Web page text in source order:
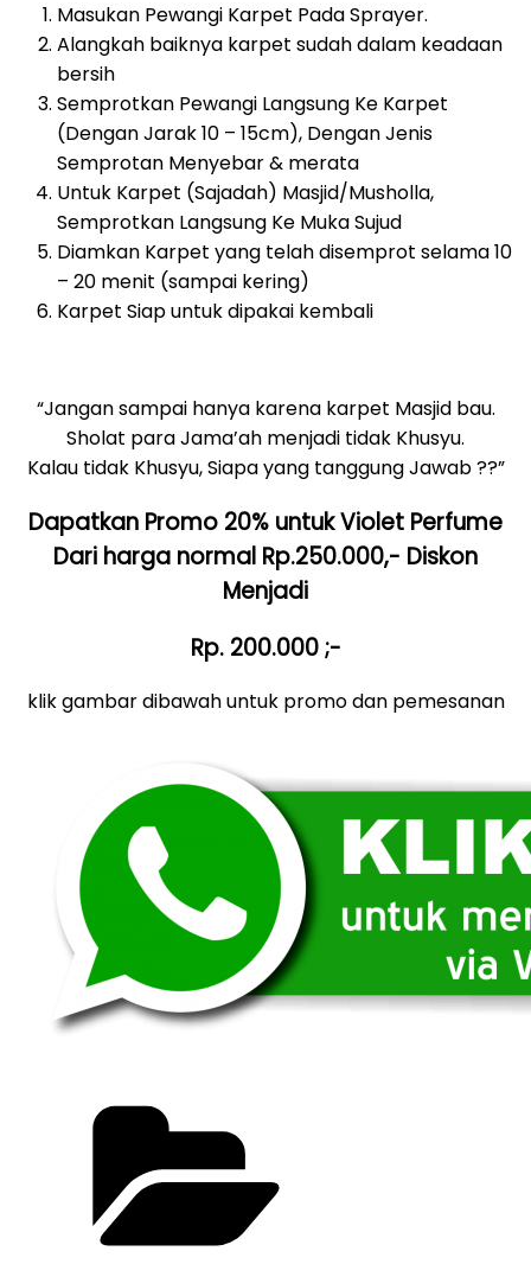
Masukan Pewangi Karpet Pada Sprayer.
Alangkah baiknya karpet sudah dalam keadaan
bersih
Semprotkan Pewangi Langsung Ke Karpet
(Dengan Jarak 10 – 15cm), Dengan Jenis
Semprotan Menyebar & merata
Untuk Karpet (Sajadah) Masjid/Musholla,
Semprotkan Langsung Ke Muka Sujud
Diamkan Karpet yang telah disemprot selama 10
– 20 menit (sampai kering)
Karpet Siap untuk dipakai kembali
“Jangan sampai hanya karena karpet Masjid bau.
Sholat para Jama’ah menjadi tidak Khusyu.
Kalau tidak Khusyu, Siapa yang tanggung Jawab ??”
Dapatkan Promo 20% untuk Violet Perfume
Dari harga normal Rp.250.000,- Diskon
Menjadi
Rp. 200.000 ;-
klik gambar dibawah untuk promo dan pemesanan